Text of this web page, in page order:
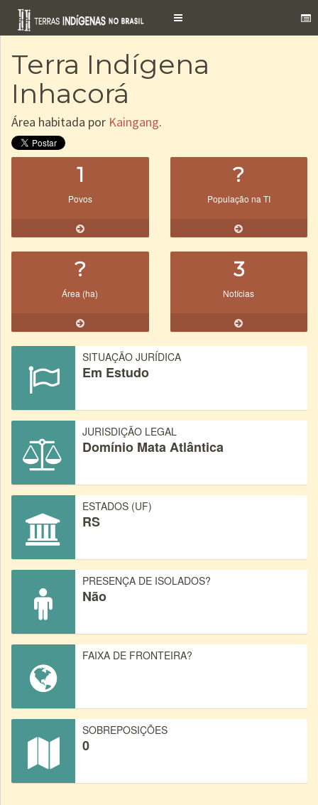
Toggle
Terra Indígena
Inhacorá
Área habitada por Kaingang.
1
Povos
?
População na TI
?
Área (ha)
3
Notícias
SITUAÇÃO JURÍDICA
Em Estudo
JURISDIÇÃO LEGAL
Domínio Mata Atlântica
ESTADOS (UF)
RS
PRESENÇA DE ISOLADOS?
Não
FAIXA DE FRONTEIRA?
SOBREPOSIÇÕES
0